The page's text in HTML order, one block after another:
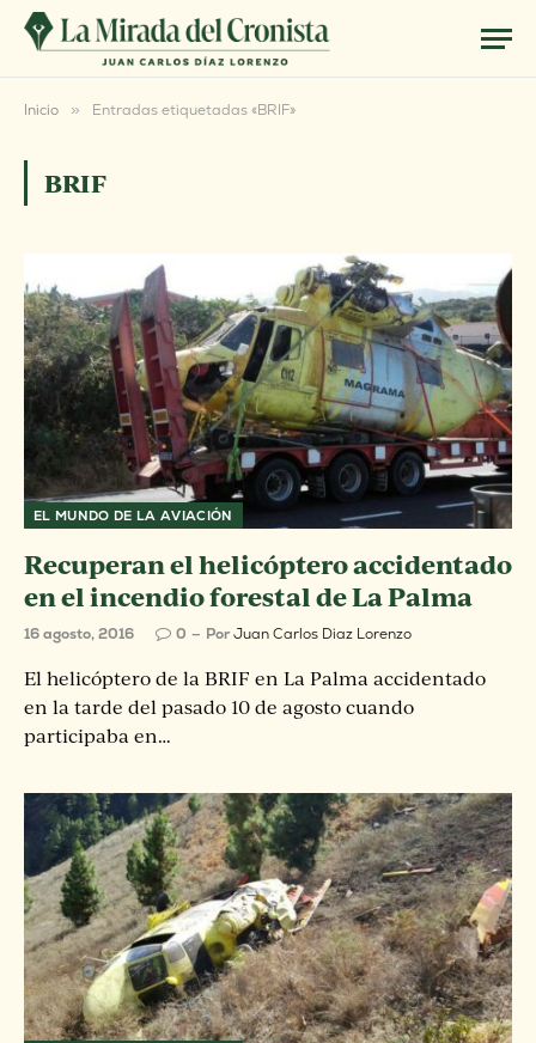
Inicio » Entradas etiquetadas «BRIF»
BRIF
EL MUNDO DE LA AVIACIÓN
Recuperan el helicóptero accidentado
en el incendio forestal de La Palma
16 agosto, 2016 0 PorJuan Carlos Diaz Lorenzo
El helicóptero de la BRIF en La Palma accidentado
en la tarde del pasado 10 de agosto cuando
participaba en…